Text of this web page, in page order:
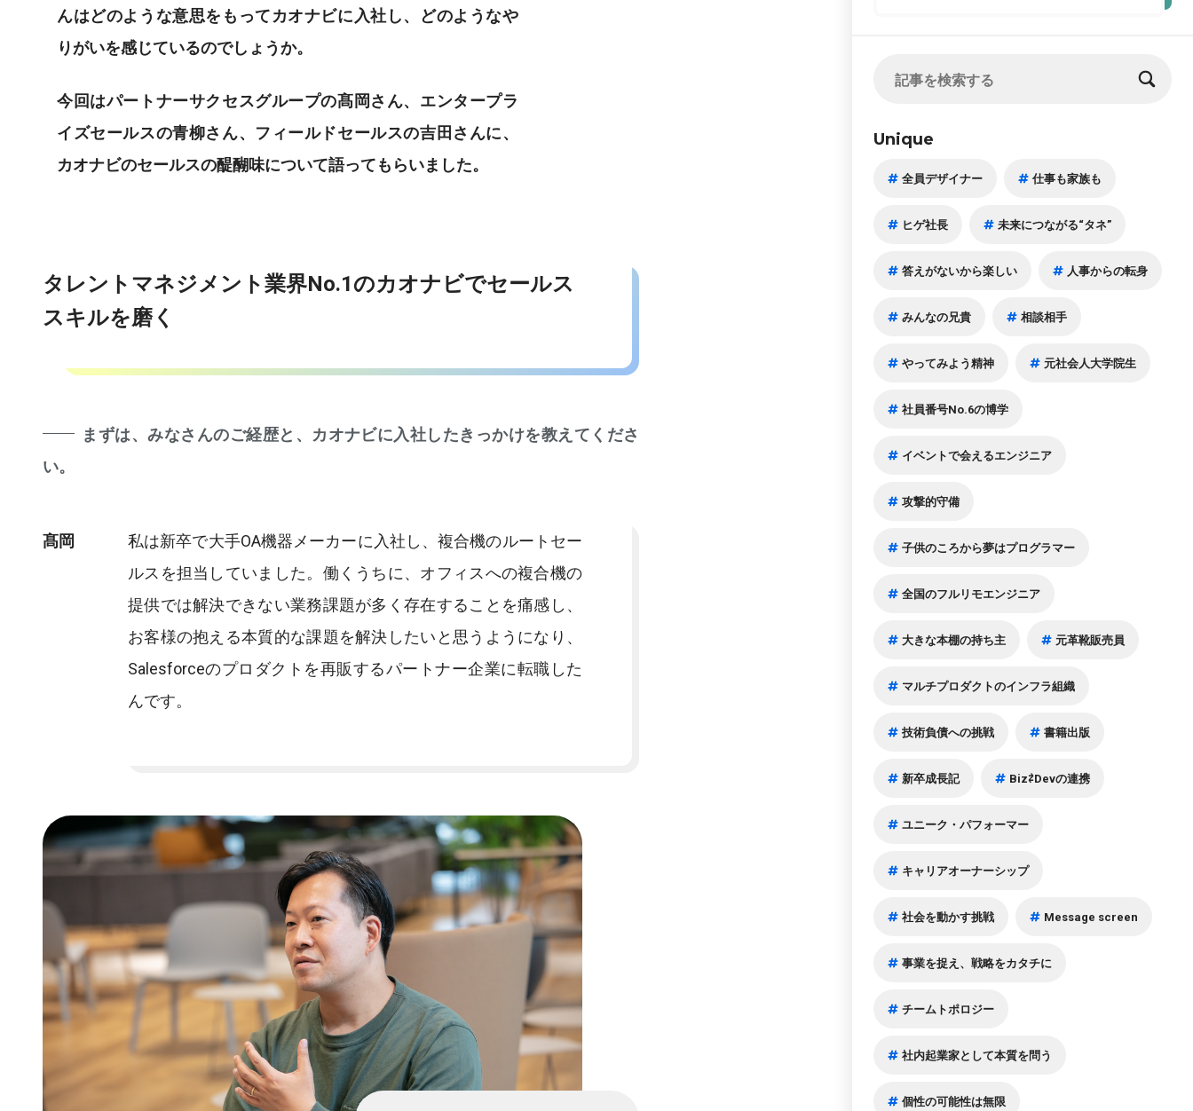
んはどのような意思をもってカオナビに入社し、どのようなや
りがいを感じているのでしょうか。
今回はパートナーサクセスグループの髙岡さん、エンタープラ
イズセールスの青柳さん、フィールドセールスの吉田さんに、
カオナビのセールスの醍醐味について語ってもらいました。
タレントマネジメント業界No.1のカオナビでセールス
スキルを磨く
まずは、みなさんのご経歴と、カオナビに入社したきっかけを教えてくださ
い。
髙岡
私は新卒で大手OA機器メーカーに入社し、複合機のルートセー
ルスを担当していました。働くうちに、オフィスへの複合機の
提供では解決できない業務課題が多く存在することを痛感し、
お客様の抱える本質的な課題を解決したいと思うようになり、
Salesforceのプロダクトを再販するパートナー企業に転職した
んです。
Unique
全員デザイナー 仕事も家族も
ヒゲ社長 未来につながる“タネ”
答えがないから楽しい 人事からの転身
みんなの兄貴 相談相手
やってみよう精神 元社会人大学院生
社員番号No.6の博学
イベントで会えるエンジニア
攻撃的守備
子供のころから夢はプログラマー
全国のフルリモエンジニア
大きな本棚の持ち主 元革靴販売員
マルチプロダクトのインフラ組織
技術負債への挑戦 書籍出版
新卒成長記 Biz⇄Devの連携
ユニーク・パフォーマー
キャリアオーナーシップ
社会を動かす挑戦 Message screen
事業を捉え、戦略をカタチに
チームトポロジー
社内起業家として本質を問う
個性の可能性は無限